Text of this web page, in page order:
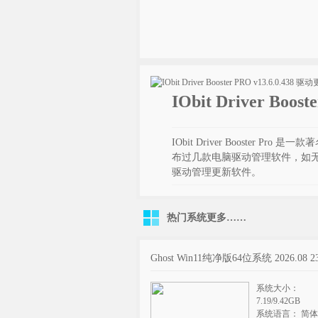
IObit Driver
IObit Driver Booster Pro 是一款
布过几款电脑驱动管理软件，如
驱动管理更新软件。
热门系统更多……
Ghost Win11纯净版64位系统 2026.08
系统大小：
7.19/9.42GB
系统语言： 简